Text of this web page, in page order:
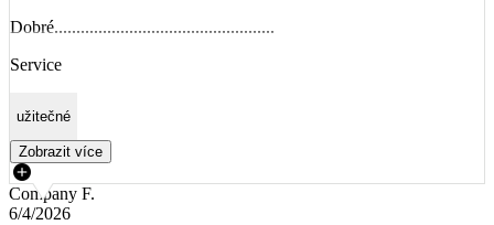
Dobré..................................................
Service
užitečné
Zobrazit více
Company F.
6/4/2026